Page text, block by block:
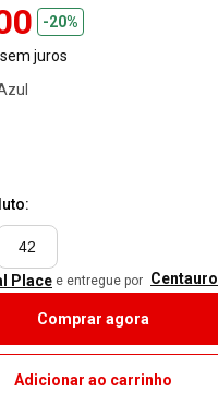
-20%
sem juros
azul
42
Place e entregue por Centauro
Comprar agora
Adicionar ao carrinho